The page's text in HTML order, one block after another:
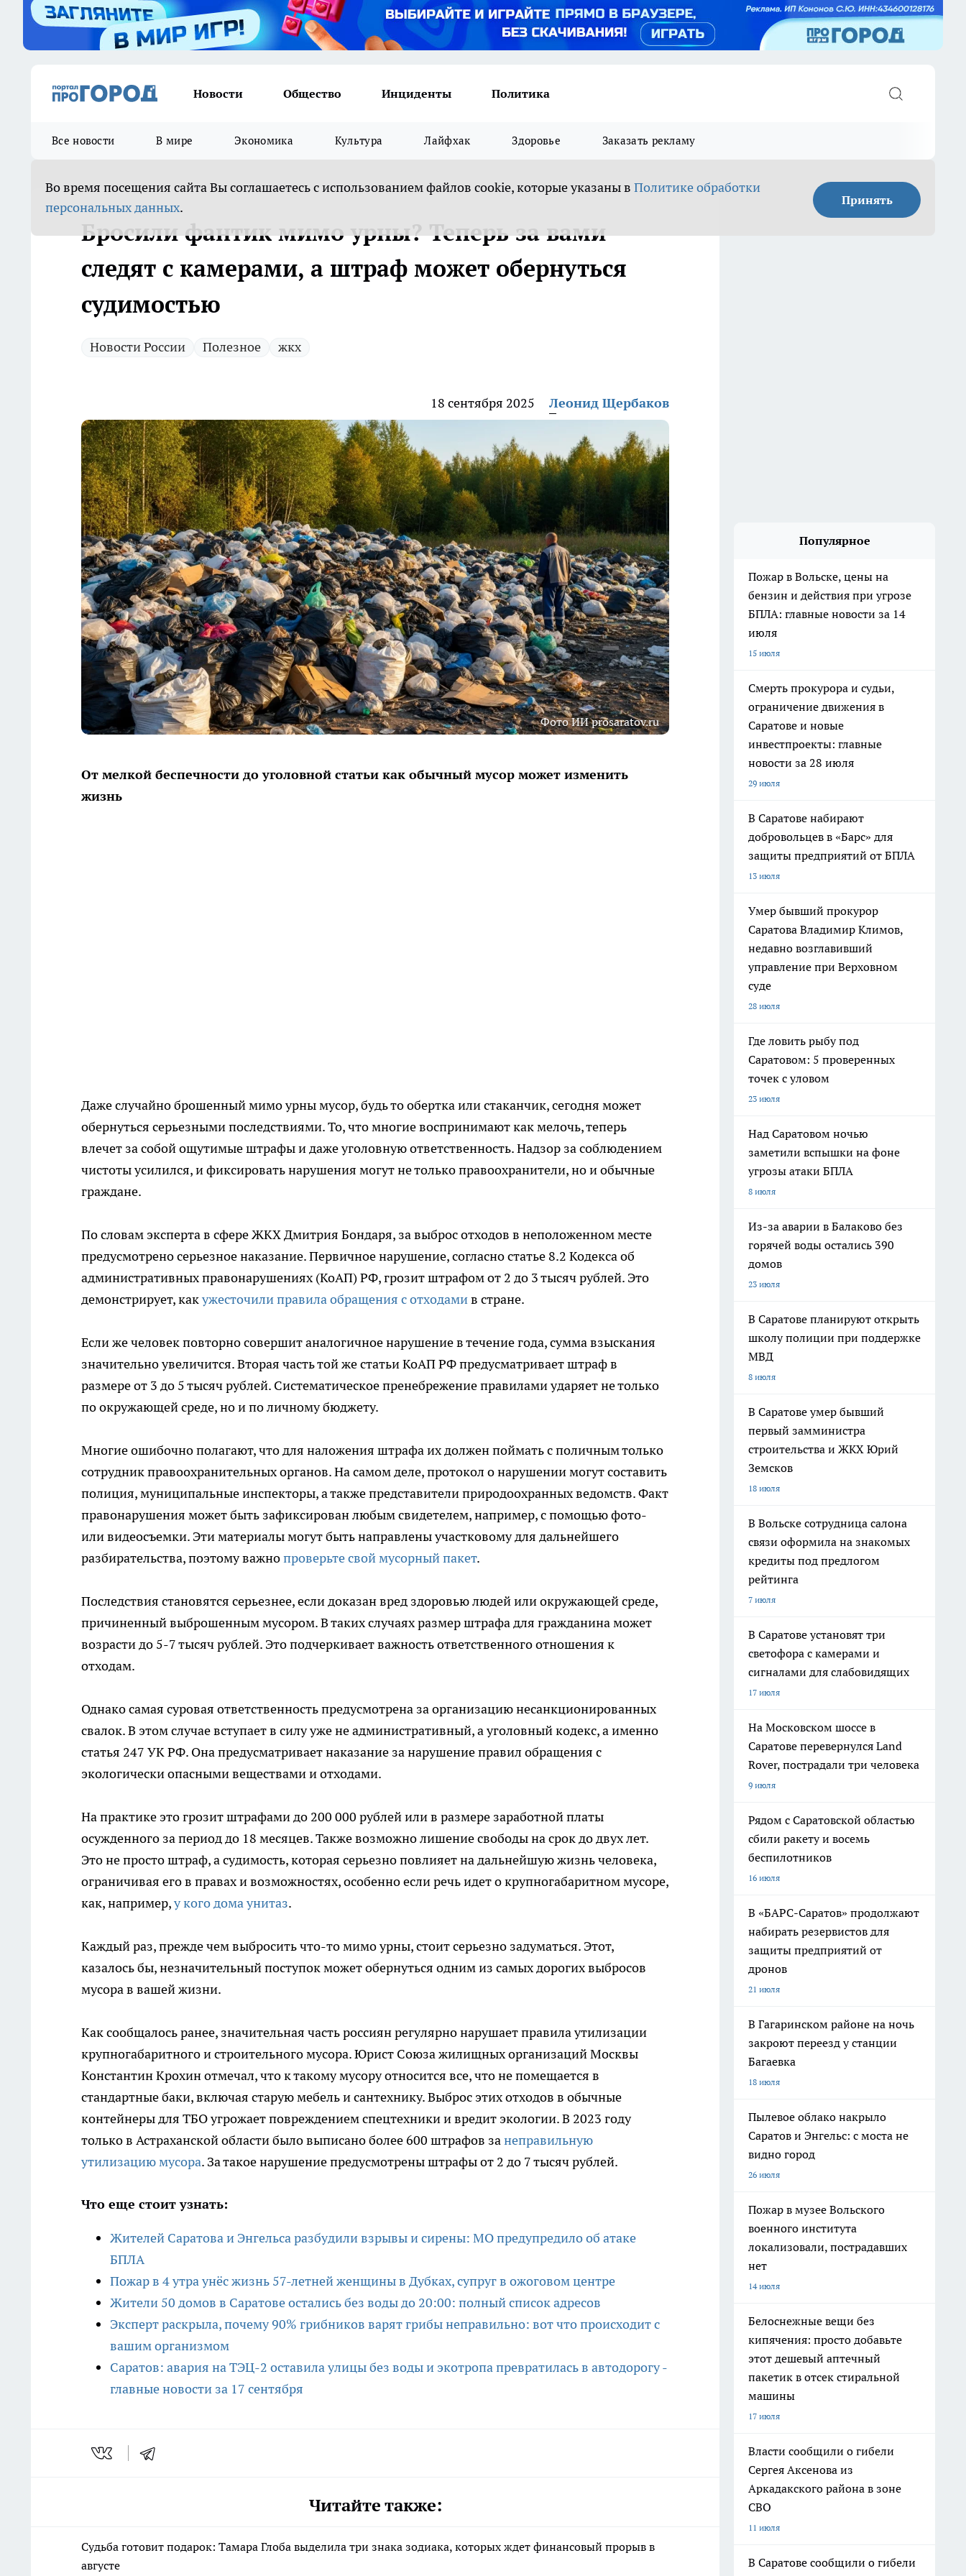
Новости Общество Инциденты Политика
Все новости В мире Экономика Культура Лайфхак Здоровье Заказать рекламу
Во время посещения сайта Вы соглашаетесь с использованием файлов cookie, которые указаны в Политике обработки
персональных данных. Принять
Бросили фантик мимо урны? Теперь за вами
следят с камерами, а штраф может обернуться
судимостью
Новости России Полезное жкх
18 сентября 2025 Леонид Щербаков
Фото ИИ prosaratov.ru
От мелкой беспечности до уголовной статьи как обычный мусор может изменить
жизнь
Даже случайно брошенный мимо урны мусор, будь то обертка или стаканчик, сегодня может
обернуться серьезными последствиями. То, что многие воспринимают как мелочь, теперь
влечет за собой ощутимые штрафы и даже уголовную ответственность. Надзор за соблюдением
чистоты усилился, и фиксировать нарушения могут не только правоохранители, но и обычные
граждане.
По словам эксперта в сфере ЖКХ Дмитрия Бондаря, за выброс отходов в неположенном месте
предусмотрено серьезное наказание. Первичное нарушение, согласно статье 8.2 Кодекса об
административных правонарушениях (КоАП) РФ, грозит штрафом от 2 до 3 тысяч рублей. Это
демонстрирует, какужесточили правила обращения с отходамив стране.
Если же человек повторно совершит аналогичное нарушение в течение года, сумма взыскания
значительно увеличится. Вторая часть той же статьи КоАП РФ предусматривает штраф в
размере от 3 до 5 тысяч рублей. Систематическое пренебрежение правилами ударяет не только
по окружающей среде, но и по личному бюджету.
Многие ошибочно полагают, что для наложения штрафа их должен поймать с поличным только
сотрудник правоохранительных органов. На самом деле, протокол о нарушении могут составить
полиция, муниципальные инспекторы, а также представители природоохранных ведомств. Факт
правонарушения может быть зафиксирован любым свидетелем, например, с помощью фото-
или видеосъемки. Эти материалы могут быть направлены участковому для дальнейшего
разбирательства, поэтому важнопроверьте свой мусорный пакет.
Последствия становятся серьезнее, если доказан вред здоровью людей или окружающей среде,
причиненный выброшенным мусором. В таких случаях размер штрафа для гражданина может
возрасти до 5-7 тысяч рублей. Это подчеркивает важность ответственного отношения к
отходам.
Однако самая суровая ответственность предусмотрена за организацию несанкционированных
свалок. В этом случае вступает в силу уже не административный, а уголовный кодекс, а именно
статья 247 УК РФ. Она предусматривает наказание за нарушение правил обращения с
экологически опасными веществами и отходами.
На практике это грозит штрафами до 200 000 рублей или в размере заработной платы
осужденного за период до 18 месяцев. Также возможно лишение свободы на срок до двух лет.
Это не просто штраф, а судимость, которая серьезно повлияет на дальнейшую жизнь человека,
ограничивая его в правах и возможностях, особенно если речь идет о крупногабаритном мусоре,
как, например,у кого дома унитаз.
Каждый раз, прежде чем выбросить что-то мимо урны, стоит серьезно задуматься. Этот,
казалось бы, незначительный поступок может обернуться одним из самых дорогих выбросов
мусора в вашей жизни.
Как сообщалось ранее, значительная часть россиян регулярно нарушает правила утилизации
крупногабаритного и строительного мусора. Юрист Союза жилищных организаций Москвы
Константин Крохин отмечал, что к такому мусору относится все, что не помещается в
стандартные баки, включая старую мебель и сантехнику. Выброс этих отходов в обычные
контейнеры для ТБО угрожает повреждением спецтехники и вредит экологии. В 2023 году
только в Астраханской области было выписано более 600 штрафов занеправильную
утилизацию мусора. За такое нарушение предусмотрены штрафы от 2 до 7 тысяч рублей.
Что еще стоит узнать:
Жителей Саратова и Энгельса разбудили взрывы и сирены: МО предупредило об атаке
БПЛА
Пожар в 4 утра унёс жизнь 57-летней женщины в Дубках, супруг в ожоговом центре
Жители 50 домов в Саратове остались без воды до 20:00: полный список адресов
Эксперт раскрыла, почему 90% грибников варят грибы неправильно: вот что происходит с
вашим организмом
Саратов: авария на ТЭЦ-2 оставила улицы без воды и экотропа превратилась в автодорогу -
главные новости за 17 сентября
Читайте также:
Судьба готовит подарок: Тамара Глоба выделила три знака зодиака, которых ждет финансовый прорыв в
августе
Популярное
Пожар в Вольске, цены на
бензин и действия при угрозе
БПЛА: главные новости за 14
июля
15 июля
Смерть прокурора и судьи,
ограничение движения в
Саратове и новые
инвестпроекты: главные
новости за 28 июля
29 июля
В Саратове набирают
добровольцев в «Барс» для
защиты предприятий от БПЛА
13 июля
Умер бывший прокурор
Саратова Владимир Климов,
недавно возглавивший
управление при Верховном
суде
28 июля
Где ловить рыбу под
Саратовом: 5 проверенных
точек с уловом
23 июля
Над Саратовом ночью
заметили вспышки на фоне
угрозы атаки БПЛА
8 июля
Из-за аварии в Балаково без
горячей воды остались 390
домов
23 июля
В Саратове планируют открыть
школу полиции при поддержке
МВД
8 июля
В Саратове умер бывший
первый замминистра
строительства и ЖКХ Юрий
Земсков
18 июля
В Вольске сотрудница салона
связи оформила на знакомых
кредиты под предлогом
рейтинга
7 июля
В Саратове установят три
светофора с камерами и
сигналами для слабовидящих
17 июля
На Московском шоссе в
Саратове перевернулся Land
Rover, пострадали три человека
9 июля
Рядом с Саратовской областью
сбили ракету и восемь
беспилотников
16 июля
В «БАРС-Саратов» продолжают
набирать резервистов для
защиты предприятий от
дронов
21 июля
В Гагаринском районе на ночь
закроют переезд у станции
Багаевка
18 июля
Пылевое облако накрыло
Саратов и Энгельс: с моста не
видно город
26 июля
Пожар в музее Вольского
военного института
локализовали, пострадавших
нет
14 июля
Белоснежные вещи без
кипячения: просто добавьте
этот дешевый аптечный
пакетик в отсек стиральной
машины
17 июля
Власти сообщили о гибели
Сергея Аксенова из
Аркадакского района в зоне
СВО
11 июля
В Саратове сообщили о гибели